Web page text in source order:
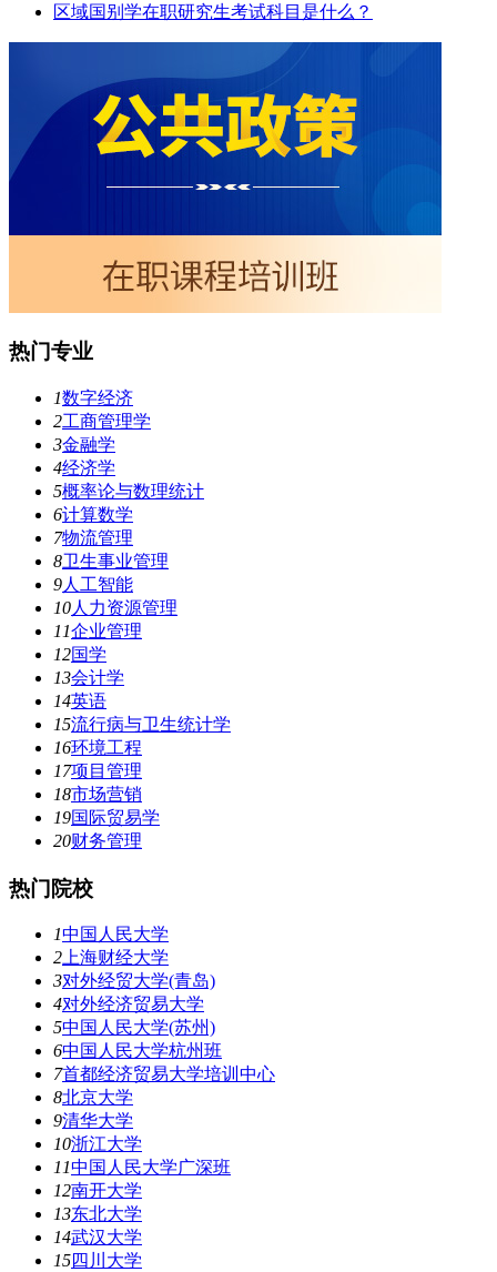
区域国别学在职研究生考试科目是什么？
热门专业
1数字经济
2工商管理学
3金融学
4经济学
5概率论与数理统计
6计算数学
7物流管理
8卫生事业管理
9人工智能
10人力资源管理
11企业管理
12国学
13会计学
14英语
15流行病与卫生统计学
16环境工程
17项目管理
18市场营销
19国际贸易学
20财务管理
热门院校
1中国人民大学
2 上海财经大学
3对外经贸大学(青岛)
4对外经济贸易大学
5中国人民大学(苏州)
6中国人民大学杭州班
7首都经济贸易大学培训中心
8北京大学
9清华大学
10浙江大学
11中国人民大学广深班
12南开大学
13东北大学
14武汉大学
15四川大学